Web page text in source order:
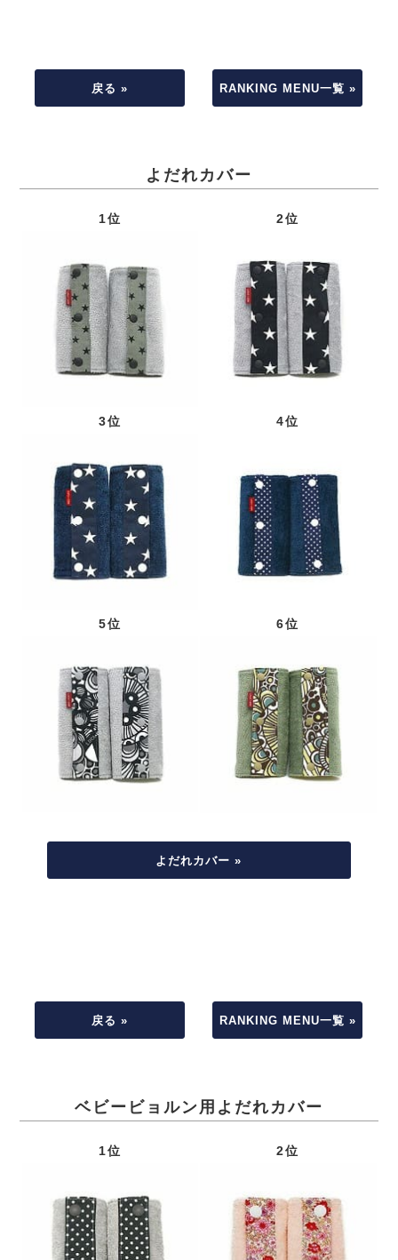
戻る » RANKING MENU一覧 »
よだれカバー
1位 2位
3位 4位
5位 6位
よだれカバー »
戻る » RANKING MENU一覧 »
ベビービョルン用よだれカバー
1位 2位